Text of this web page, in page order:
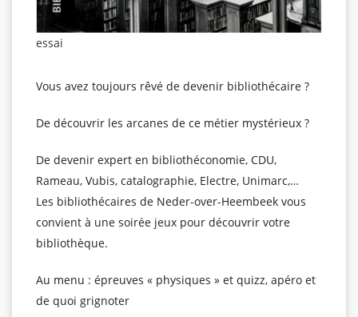
essai
Vous avez toujours rêvé de devenir bibliothécaire ?
De découvrir les arcanes de ce métier mystérieux ?
De devenir expert en bibliothéconomie, CDU,
Rameau, Vubis, catalographie, Electre, Unimarc,…
Les bibliothécaires de Neder-over-Heembeek vous
convient à une soirée jeux pour découvrir votre
bibliothèque.
Au menu : épreuves « physiques » et quizz, apéro et
de quoi grignoter